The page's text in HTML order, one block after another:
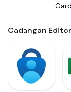
Cadangan Editor